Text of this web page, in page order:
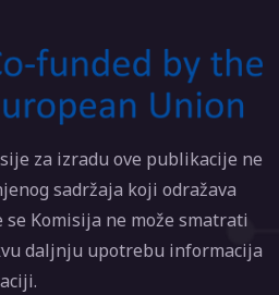
za izradu ove publikacije ne
sadržaja koji odražava
Komisija ne može smatrati
daljnju upotrebu informacija